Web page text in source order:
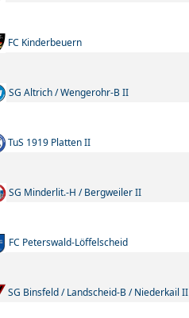
FC Kinderbeuern
SG Altrich / Wengerohr-B II
TuS 1919 Platten II
SG Minderlit.-H / Bergweiler II
FC Peterswald-Löffelscheid
SG Binsfeld / Landscheid-B / Niederkail II